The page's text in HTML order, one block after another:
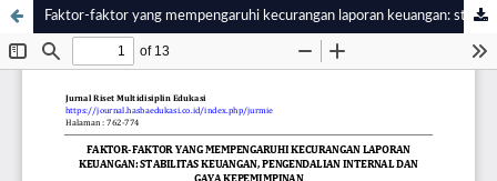
Faktor-faktor yang mempengaruhi kecurangan laporan keuangan: stabilitas keuangan, pengendalian internal dan gaya kepemimpinan